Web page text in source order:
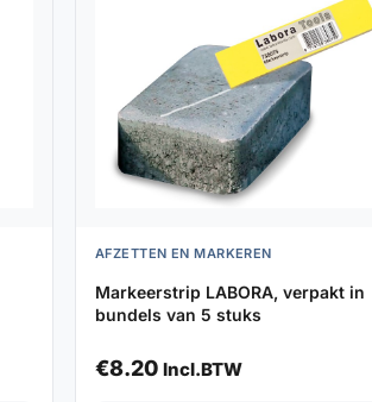
AFZETTEN EN MARKEREN
Markeerstrip LABORA, verpakt in
bundels van 5 stuks
€8.20 Incl.BTW